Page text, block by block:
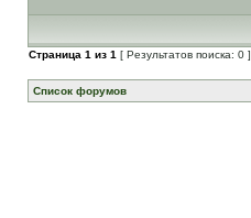
Страница 1 из 1 [ Результатов поиска: 0 ]
Список форумов